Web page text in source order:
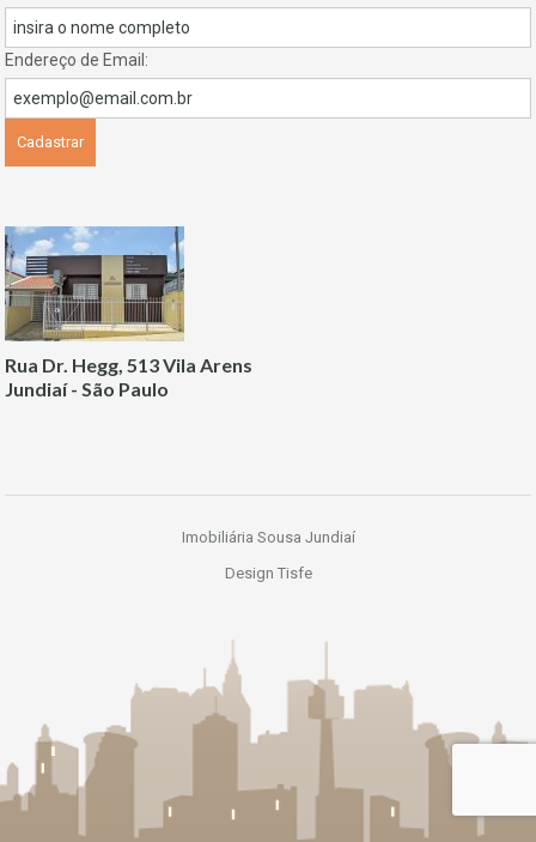
Endereço de Email:
Rua Dr. Hegg, 513 Vila Arens
Jundiaí - São Paulo
Imobiliária Sousa Jundiaí
Design Tisfe